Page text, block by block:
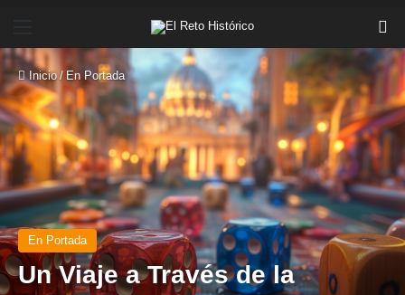
Inicio / En Portada
En Portada
Un Viaje a Través de la